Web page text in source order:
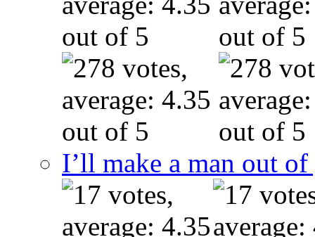
I’ll make a man out